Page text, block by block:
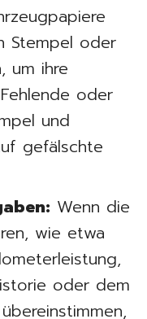
Stempel oder
um ihre
oder
und
gefälschte
Wenn die
wie etwa
oder dem